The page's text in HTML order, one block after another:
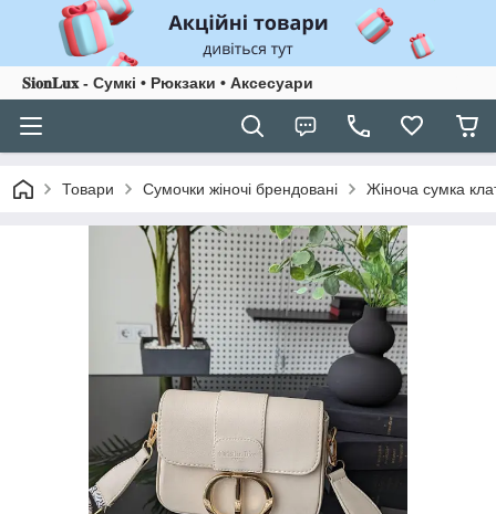
𝐒𝐢𝐨𝐧𝐋𝐮𝐱 - Сумкі • Рюкзаки • Аксесуари
Товари Сумочки жіночі брендовані Жіноча сумка